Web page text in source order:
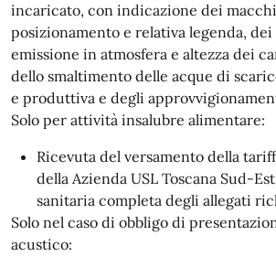
incaricato, con indicazione dei
posizionamento e relativa legenda,
emissione in atmosfera e altezza dei
dello smaltimento delle acque di
e produttiva e degli
Solo per attività insalubre alimentare:
Ricevuta del versamento della
della Azienda USL Toscana Sud-
sanitaria completa degli allegati
Solo nel caso di obbligo di
acustico: